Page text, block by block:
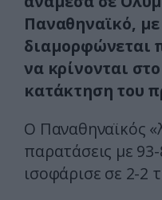
Παναθηναϊκό,
διαμορφώνεται
να κρίνονται
κατάκτηση του
Ο Παναθηναϊκός
παρατάσεις με
ισοφάρισε σε 2-2